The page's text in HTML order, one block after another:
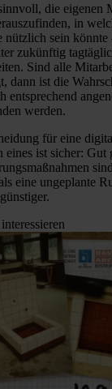
die eigenen
in
nützlich sein
zukünftig
Sind alle
dann ist die
entsprechend
werden.
für eine
eines ist sicher: Gut
eine ungeplante